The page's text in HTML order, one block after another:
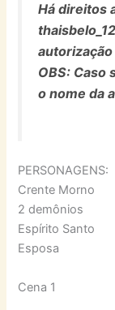
Há direitos
OBS: Caso
o nome da
PERSONAGENS:
Crente Morno
2 demônios
Espírito Santo
Esposa
Cena 1